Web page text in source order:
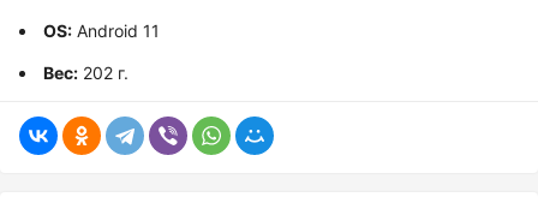
OS: Android 11
Вес: 202 г.